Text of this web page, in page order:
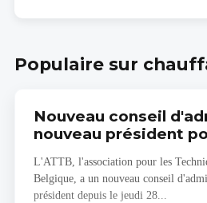
Populaire sur
Nouveau conseil
nouveau président
L'ATTB, l'association pour les
Belgique, a un nouveau conseil
président depuis le jeudi 28...